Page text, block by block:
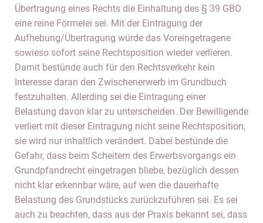
Übertragung eines Rechts die Einhaltung des § 39 GBO
eine reine Förmelei sei. Mit der Eintragung der
Aufhebung/Übertragung würde das Voreingetragene
sowieso sofort seine Rechtsposition wieder verlieren.
Damit bestünde auch für den Rechtsverkehr kein
Interesse daran den Zwischenerwerb im Grundbuch
festzuhalten. Allerding sei die Eintragung einer
Belastung davon klar zu unterscheiden. Der Bewilligende
verliert mit dieser Eintragung nicht seine Rechtsposition,
sie wird nur inhaltlich verändert. Dabei bestünde die
Gefahr, dass beim Scheitern des Erwerbsvorgangs ein
Grundpfandrecht eingetragen bliebe, bezüglich dessen
nicht klar erkennbar wäre, auf wen die dauerhafte
Belastung des Grundstücks zurückzuführen sei. Es sei
auch zu beachten, dass aus der Praxis bekannt sei, dass